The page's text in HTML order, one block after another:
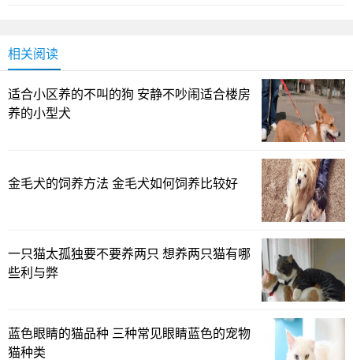
多集中在3到6个月之间；有的中型犬可能略晚，直到4到6个
月才正式启动，整个过程往往持续到8到10个月，甚至到一岁
左右才告一段落。换牙其实经历了两次“换牙潮”：第一次大约
在3到4个月，乳牙逐步被恒牙取代；第二次大约5到8个月，
恒牙逐步完全长齐。你家小家伙现在处在第几阶段？在观察
中若发现新牙已经长出却旧牙还没掉，别急着担心，这种“双
排牙”并不罕见，往往会自行调整，但若时间过长或咬合出现
换牙期门牙顺序及异常情况
犬类的换牙并非随机发生，而是有一定的顺序：通常先
换中间的门牙，也就是嘴部正中两侧的前门牙，随后是犬
齿，最后才是后部的臼齿。这一过程意味着在3到8个月之
间，你会逐步看到牙齿的替换和排列的变化。需要留意的
相关阅读
适合小区养的不叫的狗 安静不吵闹适合楼房
养的小型犬
金毛犬的饲养方法 金毛犬如何饲养比较好
一只猫太孤独要不要养两只 想养两只猫有哪
些利与弊
蓝色眼睛的猫品种 三种常见眼睛蓝色的宠物
猫种类